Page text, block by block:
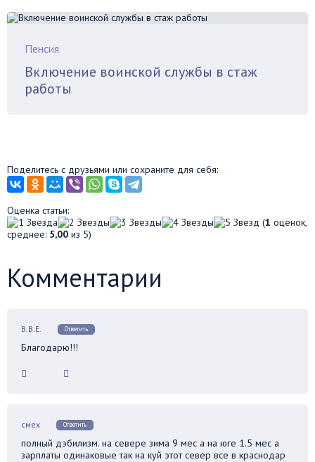
Пенсия
Включение воинской службы в стаж
работы
Поделитесь с друзьями или сохраните для себя:
Оценка статьи:
(1 оценок,
среднее: 5,00 из 5)
Комментарии
В.В.Е. Ответить
Благодарю!!!
смех Ответить
полный дэбилизм. на севере зима 9 мес а на юге 1.5 мес а
зарплаты одинаковые так на куй этот север все в краснодар